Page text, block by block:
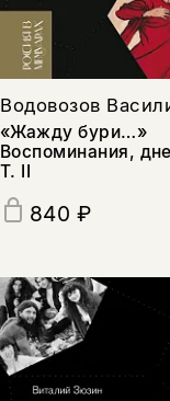
Водовозов
«Жажду бури…»
Воспоминания,
Т. II
840 ₽